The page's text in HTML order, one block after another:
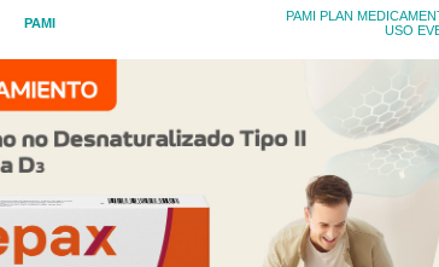
PAMI
PAMI PLAN
USO
VIMULTISA FLEXcontienediclofenac+pridinoly se indica
Antiinflam.Analgésico.Miorrelajante
Fabra
y
1 presentación disponible.
Explorar más